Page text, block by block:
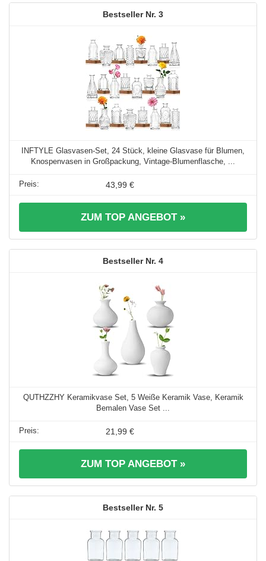
3
INFTYLE Glasvasen-Set, 24 Stück, kleine Glasvase für Blumen,
Knospenvasen in Großpackung, Vintage-Blumenflasche, ...
43,99 €
ZUM TOP ANGEBOT »
4
QUTHZZHY Keramikvase Set, 5 Weiße Keramik Vase, Keramik
Bemalen Vase Set ...
21,99 €
ZUM TOP ANGEBOT »
5